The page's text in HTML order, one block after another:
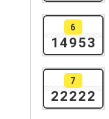
6
14953
7
22222